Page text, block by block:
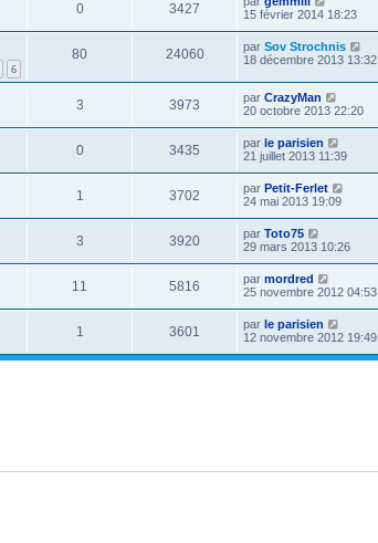
0 3427
15 février 2014 18:23
6
80 24060 par Sov Strochnis
18 décembre 2013 13:32
3 3973 par CrazyMan
20 octobre 2013 22:20
0 3435 par le parisien
21 juillet 2013 11:39
1 3702 par Petit-Ferlet
24 mai 2013 19:09
3 3920 par Toto75
29 mars 2013 10:26
11 5816 par mordred
25 novembre 2012 04:53
1 3601 par le parisien
12 novembre 2012 19:49